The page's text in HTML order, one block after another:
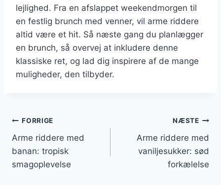
lejlighed. Fra en afslappet weekendmorgen til
en festlig brunch med venner, vil arme riddere
altid være et hit. Så næste gang du planlægger
en brunch, så overvej at inkludere denne
klassiske ret, og lad dig inspirere af de mange
muligheder, den tilbyder.
Indlægsnavigation
FORRIGE
Arme riddere med
banan: tropisk
smagoplevelse
NÆSTE
Arme riddere med
vaniljesukker: sød
forkælelse